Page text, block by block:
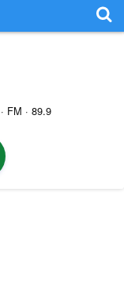
FM · 89.9